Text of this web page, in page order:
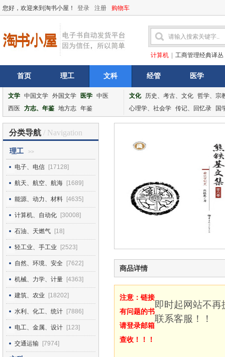
您好，欢迎来到淘书小屋！ 登录 注册 购物车
计算机 工商管理经典译丛
首页 理工 文科 经管 医学
文学 中国文学 外国文学 医学 中医
西医
方志、年鉴 地方志 年鉴
文化 历史、考古、文化 哲学、宗
心理学、社会学 传记、回忆录 国
分类导航 / Navigation
理工 >>
电子、电信 [17128]
航天、航空、航海 [1689]
能源、动力、材料 [4635]
计算机、自动化 [30008]
石油、天燃气 [18]
轻工业、手工业 [2523]
自然、环境、安全 [7622]
机械、力学、计量 [4363]
建筑、农业 [18202]
水利、化工、统计 [7886]
电工、金属、设计 [123]
交通运输 [7974]
商品详情
注意：链接
有问题的书
请登录邮箱
查收！！！
即时起网站不
联系客服！！